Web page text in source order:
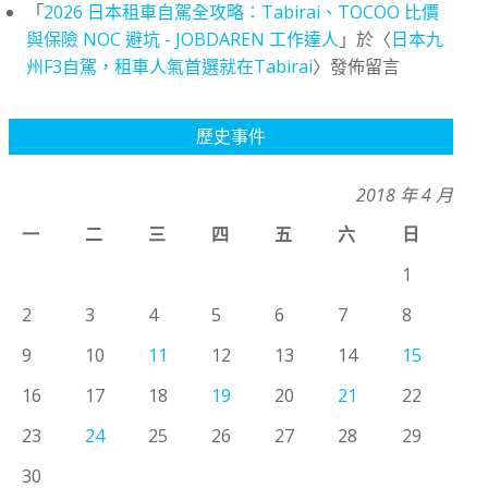
「2026 日本租車自駕全攻略：Tabirai、TOCOO 比價
與保險 NOC 避坑 - JOBDAREN 工作達人 」於〈日本九
州F3自駕，租車人氣首選就在Tabirai〉發佈留言
歷史事件
2018 年 4 月
一
二 三 四 五 六
日
1
2
3 4 5 6 7
8
9
10 11 12 13 14
15
16
17 18 19 20 21
22
23
24 25 26 27 28
29
30